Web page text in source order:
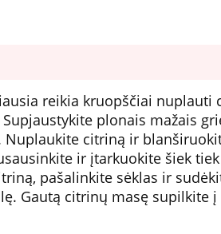
reikia kruopščiai nuplauti
Supjaustykite plonais mažais
Nuplaukite citriną ir
ir įtarkuokite šiek
pašalinkite sėklas ir
Gautą citrinų masę supilkite